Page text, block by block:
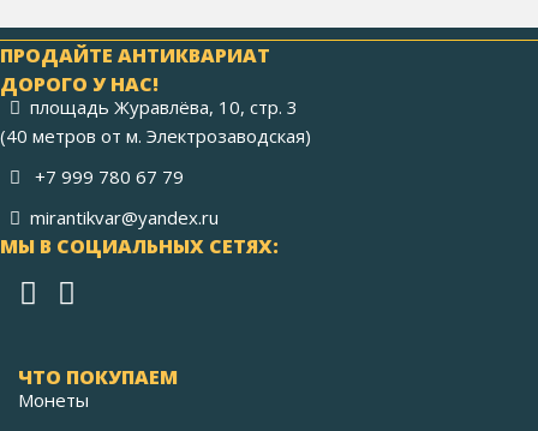
ПРОДАЙТЕ АНТИКВАРИАТ
ДОРОГО У НАС!
площадь Журавлёва, 10, стр. 3
(40 метров от м. Электрозаводская)
+7 999 780 67 79
mirantikvar@yandex.ru
МЫ В СОЦИАЛЬНЫХ СЕТЯХ:
ЧТО ПОКУПАЕМ
Монеты